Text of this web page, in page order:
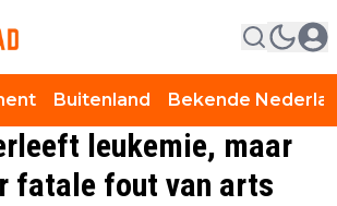
Buitenland Bekende
leukemie, maar
fatale fout van arts